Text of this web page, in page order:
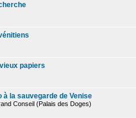
papiers
la sauvegarde de Venise
Conseil (Palais des Doges)